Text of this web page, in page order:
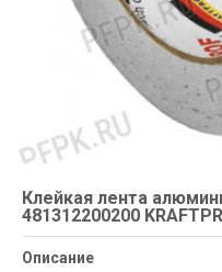
Клейкая лента
481312200200
Описание